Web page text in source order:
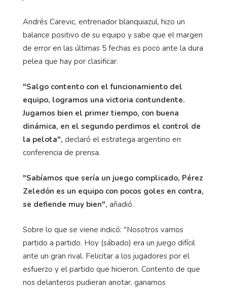
Andrés Carevic, entrenador blanquiazul, hizo un
balance positivo de su equipo y sabe que el margen
de error en las últimas 5 fechas es poco ante la dura
pelea que hay por clasificar.
"Salgo contento con el funcionamiento del
equipo, logramos una victoria contundente.
Jugamos bien el primer tiempo, con buena
dinámica, en el segundo perdimos el control de
la pelota", declaró el estratega argentino en
conferencia de prensa.
"Sabíamos que sería un juego complicado, Pérez
Zeledón es un equipo con pocos goles en contra,
se defiende muy bien", añadió.
Sobre lo que se viene indicó: "Nosotros vamos
partido a partido. Hoy (sábado) era un juego difícil
ante un gran rival. Felicitar a los jugadores por el
esfuerzo y el partido que hicieron. Contento de que
nos delanteros pudieran anotar, ganamos